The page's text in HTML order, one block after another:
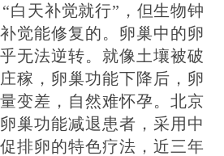
白天补觉就行”，但生物钟
觉能修复的。卵巢中的卵
无法逆转。就像土壤被破
稼，卵巢功能下降后，卵
变差，自然难怀孕。北京
巢功能减退患者，采用中
排卵的特色疗法，近三年